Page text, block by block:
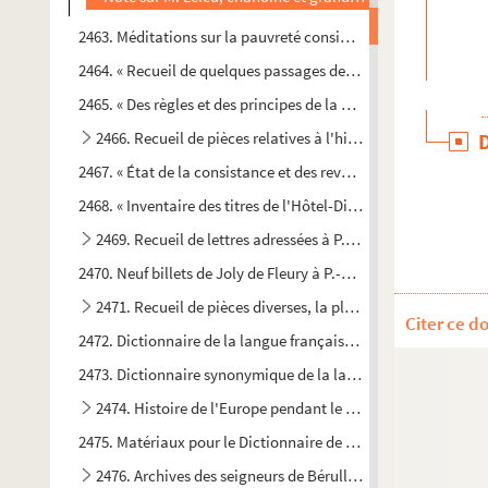
2463. Méditations sur la pauvreté considérée comme la
2464. « Recueil de quelques passages des saincts Pères et
2465. « Des règles et des principes de la morale chrestienne »
2466. Recueil de pièces relatives à l'histoire religieuse du
2467. « État de la consistance et des revenus des domaines
2468. « Inventaire des titres de l'Hôtel-Dieu-le-Comte de
2469. Recueil de lettres adressées à P.-J. Grosley, de 1744 à
2470. Neuf billets de Joly de Fleury à P.-J. Grosley, du 14
2471. Recueil de pièces diverses, la plupart en vers, du XV
2472. Dictionnaire de la langue française, par Jean-Charles
2473. Dictionnaire synonymique de la langue française, par
2474. Histoire de l'Europe pendant le XVIII
2475. Matériaux pour le Dictionnaire de la langue française
2476. Archives des seigneurs de Bérulle (1517-1775 environ)
Citer ce